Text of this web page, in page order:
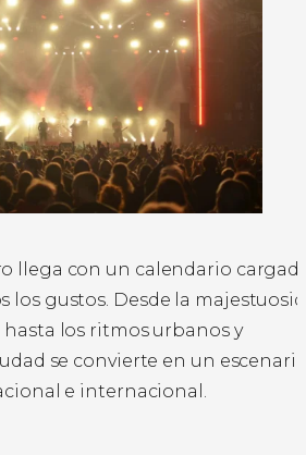
llega con un calendario
los gustos. Desde la
los ritmos urbanos y
se convierte en un
e internacional.